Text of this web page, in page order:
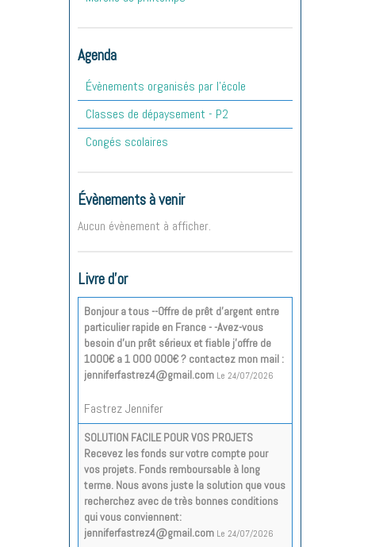
Agenda
Évènements organisés par l'école
Classes de dépaysement - P2
Congés scolaires
Évènements à venir
Aucun évènement à afficher.
Livre d'or
Bonjour a tous --Offre de prêt d'argent entre
particulier rapide en France - -Avez-vous
besoin d'un prêt sérieux et fiable j'offre de
1000€ a 1 000 000€ ? contactez mon mail :
jenniferfastrez4@gmail.com Le 24/07/2026
Fastrez Jennifer
SOLUTION FACILE POUR VOS PROJETS
Recevez les fonds sur votre compte pour
vos projets. Fonds remboursable à long
terme. Nous avons juste la solution que vous
recherchez avec de très bonnes conditions
qui vous conviennent:
jenniferfastrez4@gmail.com Le 24/07/2026